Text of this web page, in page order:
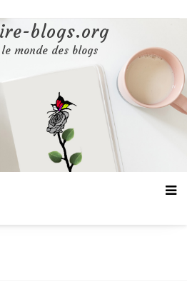
blogs.org
monde des blogs